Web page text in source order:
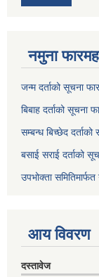
नमुना
जन्म दर्ताको सूचना
बिबाह दर्ताको सूचना
सम्बन्ध बिच्छेद दर्ताको
बसाई सराई दर्ताको
उपभोक्ता
आय विवरण
दस्तावेज